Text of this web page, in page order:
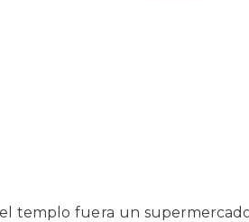
templo fuera un